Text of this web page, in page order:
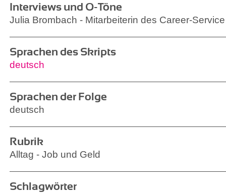
Interviews und O-Töne
Julia Brombach - Mitarbeiterin des Career-Service
Sprachen des Skripts
deutsch
Sprachen der Folge
deutsch
Rubrik
Alltag - Job und Geld
Schlagwörter